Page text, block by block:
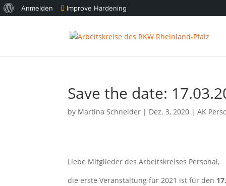
Über
Anmelden Improve Hardening
Save the date:
by Martina Schneider | Dez. 3, 2020 |AK
Liebe Mitglieder des Arbeitskreises Personal,
die erste Veranstaltung für 2021 ist für den